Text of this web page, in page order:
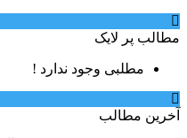
مطالب پر لایک
مطلبی وجود ندارد !
آخرین مطالب